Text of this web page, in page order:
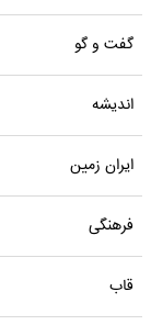
گفت و گو
اندیشه
ایران زمین
فرهنگی
قاب